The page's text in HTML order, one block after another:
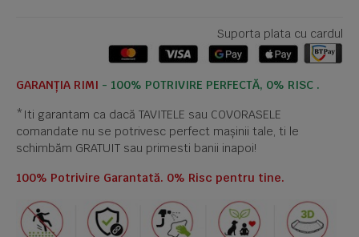
Suporta plata cu cardul
GARANȚIA RIMI - 100% POTRIVIRE PERFECTĂ, 0% RISC .
*Iti garantam ca dacă TAVITELE sau COVORASELE
comandate nu se potrivesc perfect mașinii tale, ti le
schimbăm GRATUIT sau primesti banii inapoi!
100% Potrivire Garantată. 0% Risc pentru tine.